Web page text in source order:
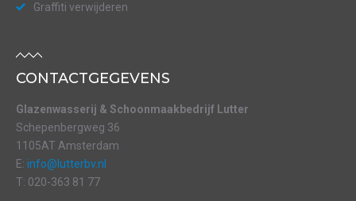
Graffiti verwijderen
CONTACTGEGEVENS
Glazenwasserij & Schoonmaakbedrijf Lutter
Schepenbergweg 36
1105AT Amsterdam
E: info@lutterbv.nl
T: 020-363 81 77